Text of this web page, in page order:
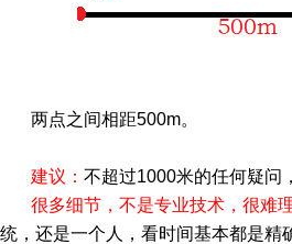
两点之间相距500m。
建议： 不超过1000米的任何疑问
很多细节，不是专业技术，很难
统，还是一个人，看时间基本都是精